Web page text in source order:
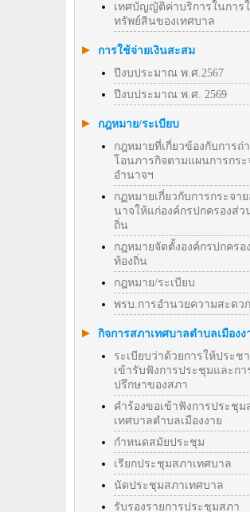
เทศบัญญัติค่าบริการในการ
ทรัพย์สินของเทศบาล
การใช้จ่ายเงินสะสม
ปีงบประมาณ พ.ศ.2567
ปีงบประมาณ พ.ศ. 2569
กฎหมาย/ระเบียบ
กฎหมายที่เกี่ยวข้องกับการถ่
โอนภารกิจตามแผนการกระ
อำนาจฯ
กฏหมายเกี่ยวกับการกระจาย
นาจให้แก่องค์กรปกครองส่ว
ถิ่น
กฎหมายจัดตั้งองค์กรปกครอ
ท้องถิ่น
กฎหมาย/ระเบียบ
พรบ.การอำนวยความสะดว
กิจการสภาเทศบาลตำบลเมืองง
ระเบียบว่าด้วยการให้ประช
เข้ารับฟังการประชุมและกา
ปรึกษาของสภา
คำร้องขอเข้าฟังการประชุม
เทศบาลตำบลเมืองงาย
กำหนดสมัยประชุม
เรียกประชุมสภาเทศบาล
นัดประชุมสภาเทศบาล
รับรองรายการประชุมสภา